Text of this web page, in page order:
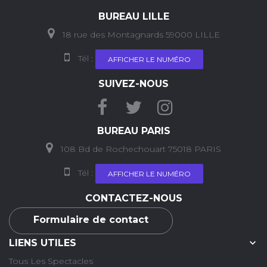
BUREAU LILLE
18 rue des Montagnards 59000 LILLE
Tél : AFFICHER LE NUMÉRO
SUIVEZ-NOUS
BUREAU PARIS
108 Bd de Rochechouart 75018 PARIS
Tél : AFFICHER LE NUMÉRO
CONTACTEZ-NOUS
Formulaire de contact
LIENS UTILES 
Tous Les Spectacles